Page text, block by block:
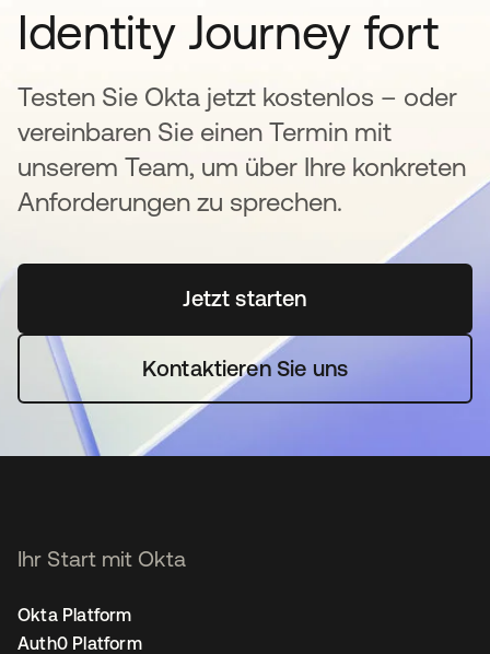
Identity Journey fort
Testen Sie Okta jetzt kostenlos – oder
vereinbaren Sie einen Termin mit
unserem Team, um über Ihre konkreten
Anforderungen zu sprechen.
Jetzt startenwird in einer neuen
Kontaktieren Sie uns
Ihr Start mit Okta
Okta Platform
Auth0 Platform